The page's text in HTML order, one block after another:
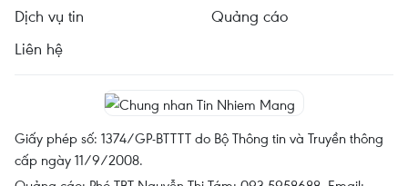
Dịch vụ tin
Quảng cáo
Liên hệ
Giấy phép số: 1374/GP-BTTTT do Bộ Thông tin và Truyền thông
cấp ngày 11/9/2008.